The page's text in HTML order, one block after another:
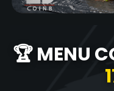
🏆 MENU